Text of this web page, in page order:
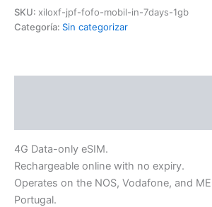
SKU: xiloxf-jpf-fofo-mobil-in-7days-1gb
Categoría: Sin categorizar
4G Data-only eSIM.
Rechargeable online with no expiry.
Operates on the NOS, Vodafone, and
Portugal.